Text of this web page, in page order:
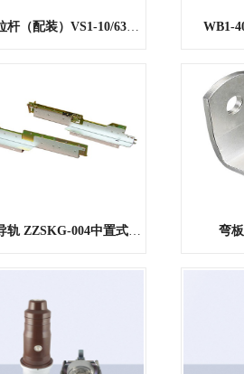
绝缘拉杆（配装）VS1-10/630~1250A WB1-
左右导轨 ZZSKG-004中置式开关柜 弯